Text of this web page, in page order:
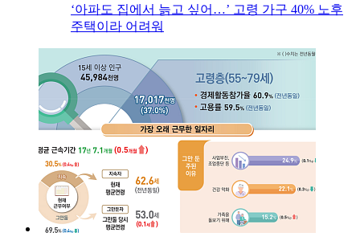
‘아파도 집에서 늙고 싶어…’ 고령 가구 40% 노후
주택이라 어려워